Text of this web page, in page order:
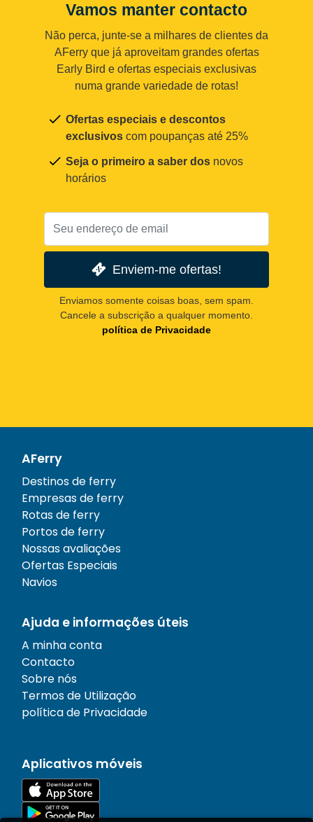
Vamos manter contacto
Não perca, junte-se a milhares de clientes da
AFerry que já aproveitam grandes ofertas
Early Bird e ofertas especiais exclusivas
numa grande variedade de rotas!
Ofertas especiais e descontos
exclusivos com poupanças até 25%
Seja o primeiro a saber dos novos
horários
Enviem-me ofertas!
Enviamos somente coisas boas, sem spam.
Cancele a subscrição a qualquer momento.
política de Privacidade
AFerry
Destinos de ferry
Empresas de ferry
Rotas de ferry
Portos de ferry
Nossas avaliações
Ofertas Especiais
Navios
Ajuda e informações úteis
A minha conta
Contacto
Sobre nós
Termos de Utilização
política de Privacidade
Aplicativos móveis